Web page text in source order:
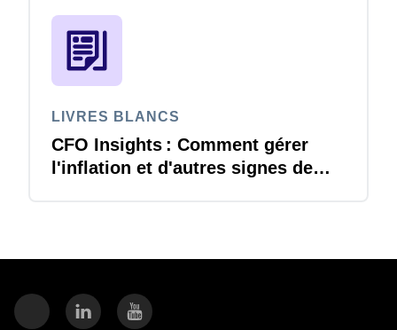
LIVRES BLANCS
CFO Insights : Comment gérer
l'inflation et d'autres signes de